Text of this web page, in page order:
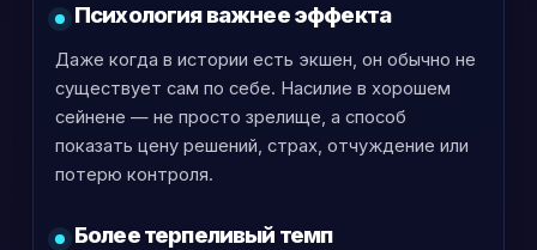
Психология важнее эффекта
Даже когда в истории есть экшен, он обычно не
существует сам по себе. Насилие в хорошем
сейнене — не просто зрелище, а способ
показать цену решений, страх, отчуждение или
потерю контроля.
Более терпеливый темп